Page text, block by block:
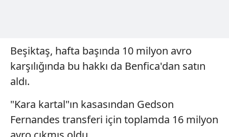
Beşiktaş, hafta başında 10 milyon avro
karşılığında bu hakkı da Benfica'dan satın
aldı.
"Kara kartal"ın kasasından Gedson
Fernandes transferi için toplamda 16 milyon